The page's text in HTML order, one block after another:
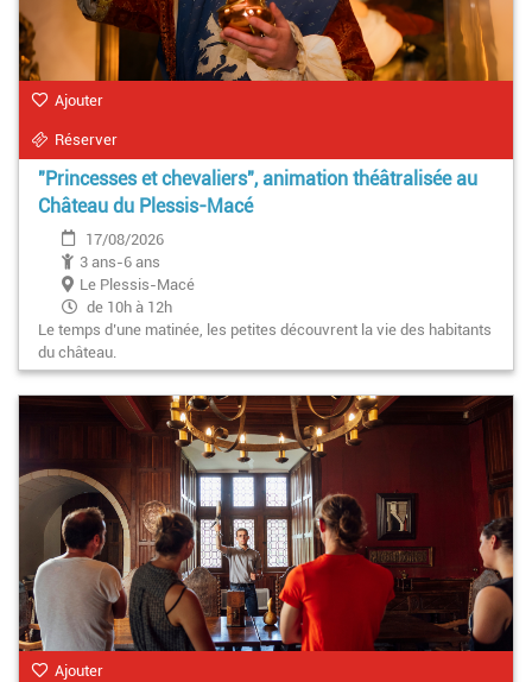
Ajouter
Réserver
"Princesses et chevaliers", animation théâtralisée au
Château du Plessis-Macé
17/08/2026
3 ans-6 ans
Le Plessis-Macé
de 10h à 12h
Le temps d’une matinée, les petites découvrent la vie des habitants
du château.
Ajouter